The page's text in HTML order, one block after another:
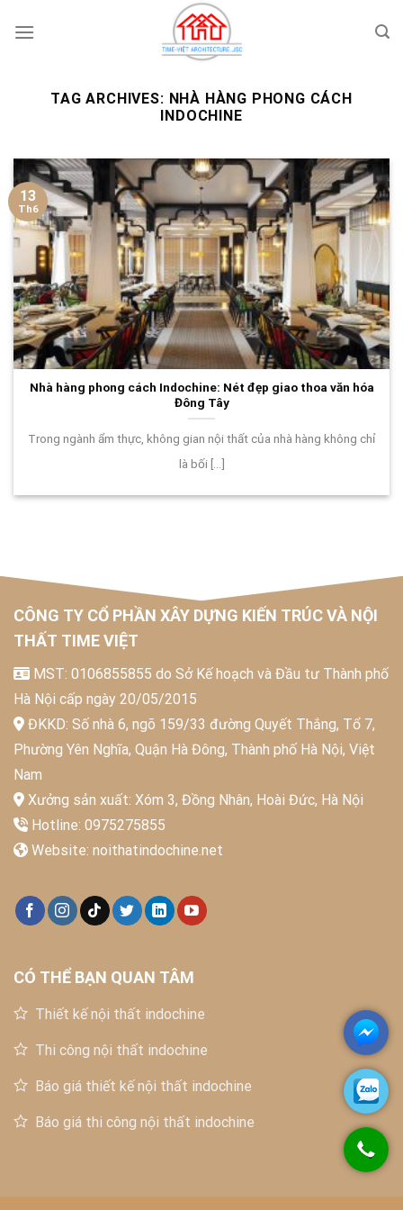
TAG ARCHIVES: NHÀ HÀNG PHONG CÁCH
INDOCHINE
Nhà hàng phong cách Indochine: Nét đẹp giao thoa văn hóa
Đông Tây
Trong ngành ẩm thực, không gian nội thất của nhà hàng không chỉ
là bối [...]
13
Th6
CÔNG TY CỔ PHẦN XÂY DỰNG KIẾN TRÚC VÀ NỘI
THẤT TIME VIỆT
MST: 0106855855 do Sở Kế hoạch và Đầu tư Thành phố
Hà Nội cấp ngày 20/05/2015
ĐKKD: Số nhà 6, ngõ 159/33 đường Quyết Thắng, Tổ 7,
Phường Yên Nghĩa, Quận Hà Đông, Thành phố Hà Nội, Việt
Nam
Xưởng sản xuất: Xóm 3, Đồng Nhân, Hoài Đức, Hà Nội
Hotline: 0975275855
Website: noithatindochine.net
CÓ THỂ BẠN QUAN TÂM
Thiết kế nội thất indochine
Thi công nội thất indochine
Báo giá thiết kế nội thất indochine
Báo giá thi công nội thất indochine